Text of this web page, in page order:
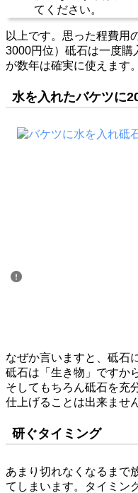
てください。
以上です。思った程費用
3000円位）砥石は一度購
が数年は確実に使えます。
水を入れたバケツに
なぜか言いますと、砥石
砥石は「生き物」ですか
そしてもちろん砥石を充
仕上げることは出来ません
研ぐタイミング
あまり切れなくなるまで
てしまいます。タイミン